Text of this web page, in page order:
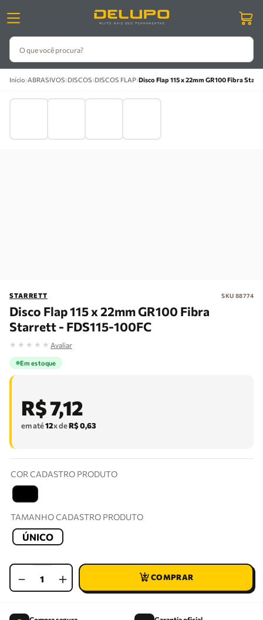
O que você procura?
Início›ABRASIVOS›DISCOS›DISCOS FLAP›Disco Flap 115 x 22mm GR100 Fibra
STARRETT SKU 88774
Disco Flap 115 x 22mm GR100 Fibra
Starrett - FDS115-100FC
★ ★ ★ ★ ★ Avaliar
Em estoque
R$7,12
em até12x deR$0,63
COR CADASTRO PRODUTO
TAMANHO CADASTRO PRODUTO
ÚNICO
＋
－